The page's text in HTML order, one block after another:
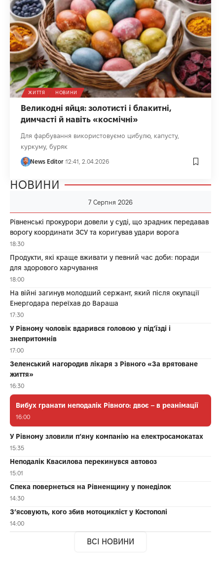
ЖИТТЯ НОВИНИ
Великодні яйця: золотисті і блакитні,
димчасті й навіть «космічні»
Для фарбування використовуємо цибулю, капусту,
куркуму, буряк
News Editor 12:41, 2.04.2026
НОВИНИ
7 Серпня 2026
Рівненські прокурори довели у суді, що зрадник передавав
ворогу координати ЗСУ та коригував удари ворога
18:30
Продукти, які краще вживати у певний час доби: поради
для здорового харчування
18:00
На війні загинув молодший сержант, який після окупації
Енергодара переїхав до Вараша
17:30
У Рівному чоловік вдарився головою у під’їзді і
знепритомнів
17:00
Зеленський нагородив лікаря з Рівного «За врятоване
життя»
16:30
Вибух гранати неподалік Рівного: двоє – в реанімації
16:00
У Рівному зловили п’яну компанію на електросамокатах
15:35
Неподалік Квасилова перекинувся автовоз
15:01
Спека повернеться на Рівненщину у понеділок
14:30
З’ясовують, кого збив мотоцикліст у Костополі
14:00
ВСІ НОВИНИ